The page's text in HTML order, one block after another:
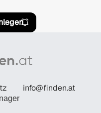
info@finden.at